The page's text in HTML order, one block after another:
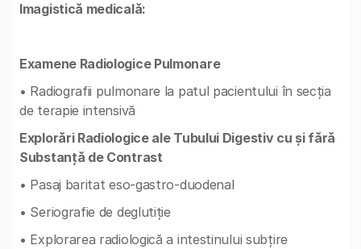
Imagistică medicală:
Examene Radiologice Pulmonare
• Radiografii pulmonare la patul pacientului în secția
de terapie intensivă
Explorări Radiologice ale Tubului Digestiv cu și fără
Substanță de Contrast
• Pasaj baritat eso-gastro-duodenal
• Seriografie de deglutiție
• Explorarea radiologică a intestinului subțire